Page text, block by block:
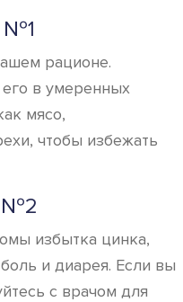
№1
рационе.
его в умеренных
мясо,
чтобы избежать
№2
избытка цинка,
и диарея. Если вы
с врачом для